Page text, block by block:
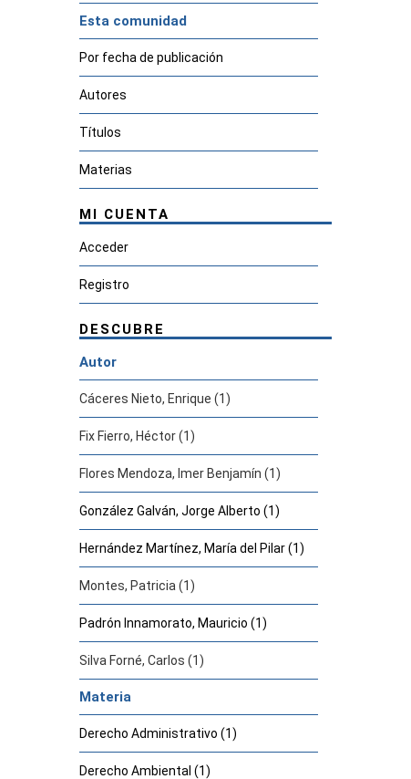
Esta comunidad
Por fecha de publicación
Autores
Títulos
Materias
MI CUENTA
Acceder
Registro
DESCUBRE
Autor
Cáceres Nieto, Enrique (1)
Fix Fierro, Héctor (1)
Flores Mendoza, Imer Benjamín (1)
González Galván, Jorge Alberto (1)
Hernández Martínez, María del Pilar (1)
Montes, Patricia (1)
Padrón Innamorato, Mauricio (1)
Silva Forné, Carlos (1)
Materia
Derecho Administrativo (1)
Derecho Ambiental (1)